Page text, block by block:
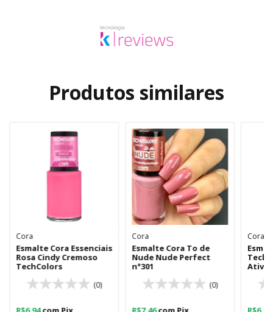
Produtos similares
Cora
Esmalte Cora Essenciais
Rosa Cindy Cremoso
TechColors
(0)
Cora
Esmalte Cora To de
Nude Nude Perfect
n°301
(0)
Cora
Ative